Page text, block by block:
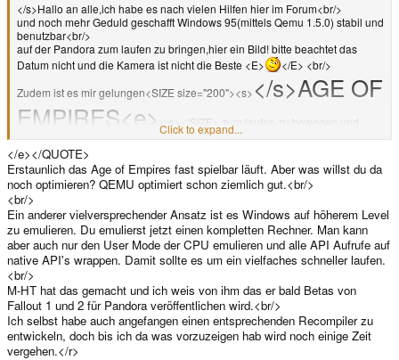
</s>Hallo an alle,ich habe es nach vielen Hilfen hier im Forum<br/>
und noch mehr Geduld geschafft Windows 95(mittels Qemu 1.5.0) stabil und
benutzbar<br/>
auf der Pandora zum laufen zu bringen,hier ein Bild! bitte beachtet das
Datum nicht und die Kamera ist nicht die Beste <E>
</E> <br/>
Zudem ist es mir gelungen<SIZE size="200"><s> </s>AGE OF
EMPIRES<e>
</e></SIZE> zum laufen zu bewegen und
überraschenderweise läuft es(noch ohne Optimierungen) fast spielbar.
<E>:yes:</E><e>
Click to expand...
</e></QUOTE>
Erstaunlich das Age of Empires fast spielbar läuft. Aber was willst du da
noch optimieren? QEMU optimiert schon ziemlich gut.<br/>
<br/>
Ein anderer vielversprechender Ansatz ist es Windows auf höherem Level
zu emulieren. Du emulierst jetzt einen kompletten Rechner. Man kann
aber auch nur den User Mode der CPU emulieren und alle API Aufrufe auf
native API's wrappen. Damit sollte es um ein vielfaches schneller laufen.
<br/>
M-HT hat das gemacht und ich weis von ihm das er bald Betas von
Fallout 1 und 2 für Pandora veröffentlichen wird.<br/>
Ich selbst habe auch angefangen einen entsprechenden Recompiler zu
entwickeln, doch bis ich da was vorzuzeigen hab wird noch einige Zeit
vergehen.</r>